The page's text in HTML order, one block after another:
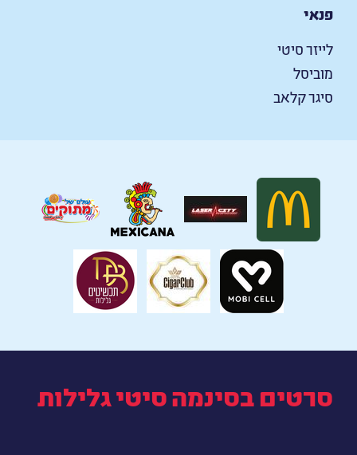
פנאי
לייזר סיטי
מוביסל
סיגר קלאב
סרטים בסינמה סיטי גלילות